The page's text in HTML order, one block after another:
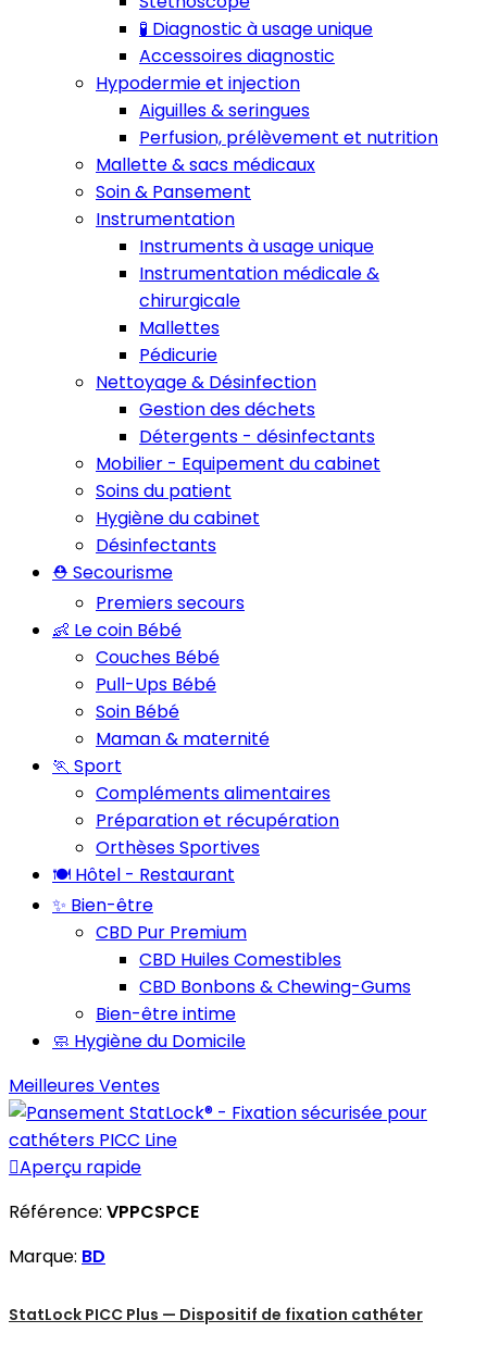
🧪 Diagnostic à usage unique
Accessoires diagnostic
Hypodermie et injection
Aiguilles & seringues
Perfusion, prélèvement et nutrition
Mallette & sacs médicaux
Soin & Pansement
Instrumentation
Instruments à usage unique
Instrumentation médicale &
chirurgicale
Mallettes
Pédicurie
Nettoyage & Désinfection
Gestion des déchets
Détergents - désinfectants
Mobilier - Equipement du cabinet
Soins du patient
Hygiène du cabinet
Désinfectants
⛑️ Secourisme
Premiers secours
👶 Le coin Bébé
Couches Bébé
Pull-Ups Bébé
Soin Bébé
Maman & maternité
🏃 Sport
Compléments alimentaires
Préparation et récupération
Orthèses Sportives
🍽️ Hôtel - Restaurant
✨ Bien-être
CBD Pur Premium
CBD Huiles Comestibles
CBD Bonbons & Chewing-Gums
Bien-être intime
🧼 Hygiène du Domicile
Meilleures Ventes
Aperçu rapide
Référence: VPPCSPCE
Marque: BD
StatLock PICC Plus — Dispositif de fixation cathéter